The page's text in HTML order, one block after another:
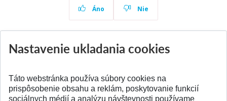
Áno Nie
Nastavenie ukladania cookies
Táto webstránka používa súbory cookies na
prispôsobenie obsahu a reklám, poskytovanie funkcií
sociálnych médií a analýzu návštevnosti používame